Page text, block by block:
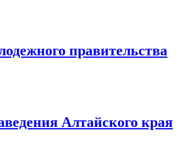
правительства
Алтайского края